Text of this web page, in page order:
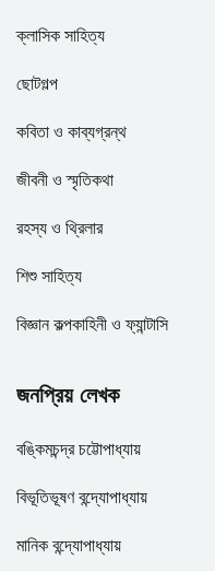
ক্লাসিক সাহিত্য
ছোটগল্প
কবিতা ও কাব্যগ্রন্থ
জীবনী ও স্মৃতিকথা
রহস্য ও থ্রিলার
শিশু সাহিত্য
বিজ্ঞান কল্পকাহিনী ও ফ্যান্টাসি
জনপ্রিয় লেখক
বঙ্কিমচন্দ্র চট্টোপাধ্যায়
বিভূতিভূষণ বন্দ্যোপাধ্যায়
মানিক বন্দ্যোপাধ্যায়